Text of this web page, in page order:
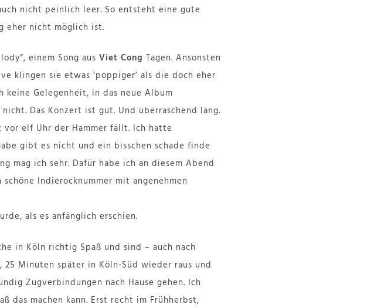
nicht peinlich leer. So entsteht eine gute
eher nicht möglich ist.
einem Song aus Viet Cong Tagen. Ansonsten
klingen sie etwas ‘poppiger’ als die doch eher
keine Gelegenheit, in das neue Album
Das Konzert ist gut. Und überraschend lang.
vor elf Uhr der Hammer fällt. Ich hatte
gibt es nicht und ein bisschen schade finde
mag ich sehr. Dafür habe ich an diesem Abend
Indierocknummer mit angenehmen
als es anfänglich erschien.
in Köln richtig Spaß und sind – auch nach
Minuten später in Köln-Süd wieder raus und
Zugverbindungen nach Hause gehen. Ich
das machen kann. Erst recht im Frühherbst,